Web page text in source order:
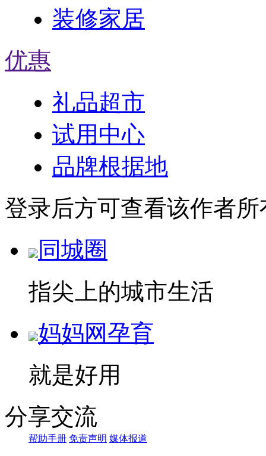
装修家居
优惠
礼品超市
试用中心
品牌根据地
登录后方可查看该作者所
同城圈
指尖上的城市生活
妈妈网孕育
就是好用
分享交流
帮助手册 免责声明 媒体报道